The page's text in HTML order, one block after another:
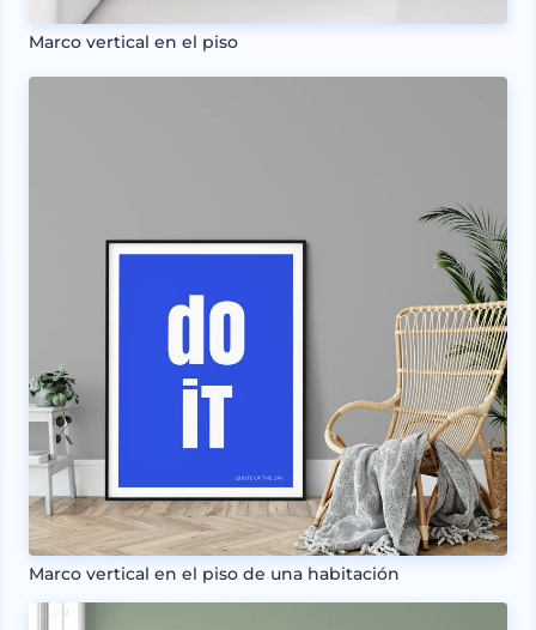
Marco vertical en el piso
Marco vertical en el piso de una habitación